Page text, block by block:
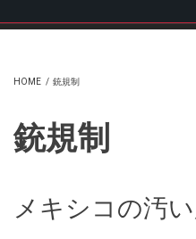
HOME / 銃規制
銃規制
メキシコの汚